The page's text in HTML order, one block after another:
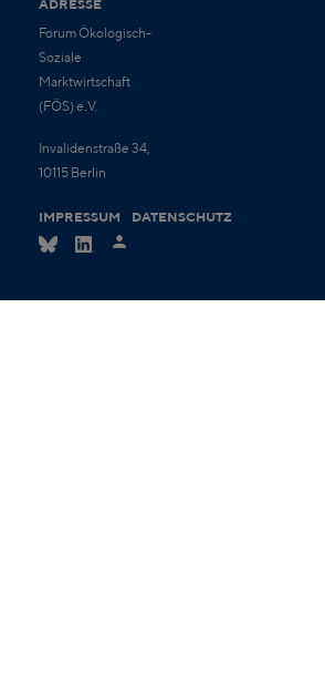
ADRESSE
Forum Ökologisch-
Soziale
Marktwirtschaft
(FÖS) e.V.
Invalidenstraße 34,
10115 Berlin
IMPRESSUM DATENSCHUTZ